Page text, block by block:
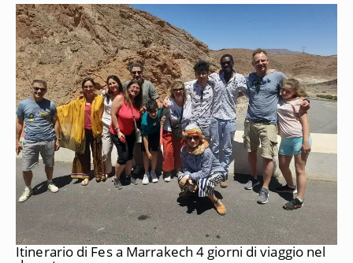
Itinerario di Fes a Marrakech 4 giorni di viaggio nel